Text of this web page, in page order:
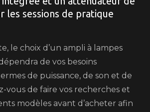
les sessions de pratique
le choix d’un ampli à lampes
de vos besoins
de puissance, de son et de
vous de faire vos recherches et
modèles avant d’acheter afin